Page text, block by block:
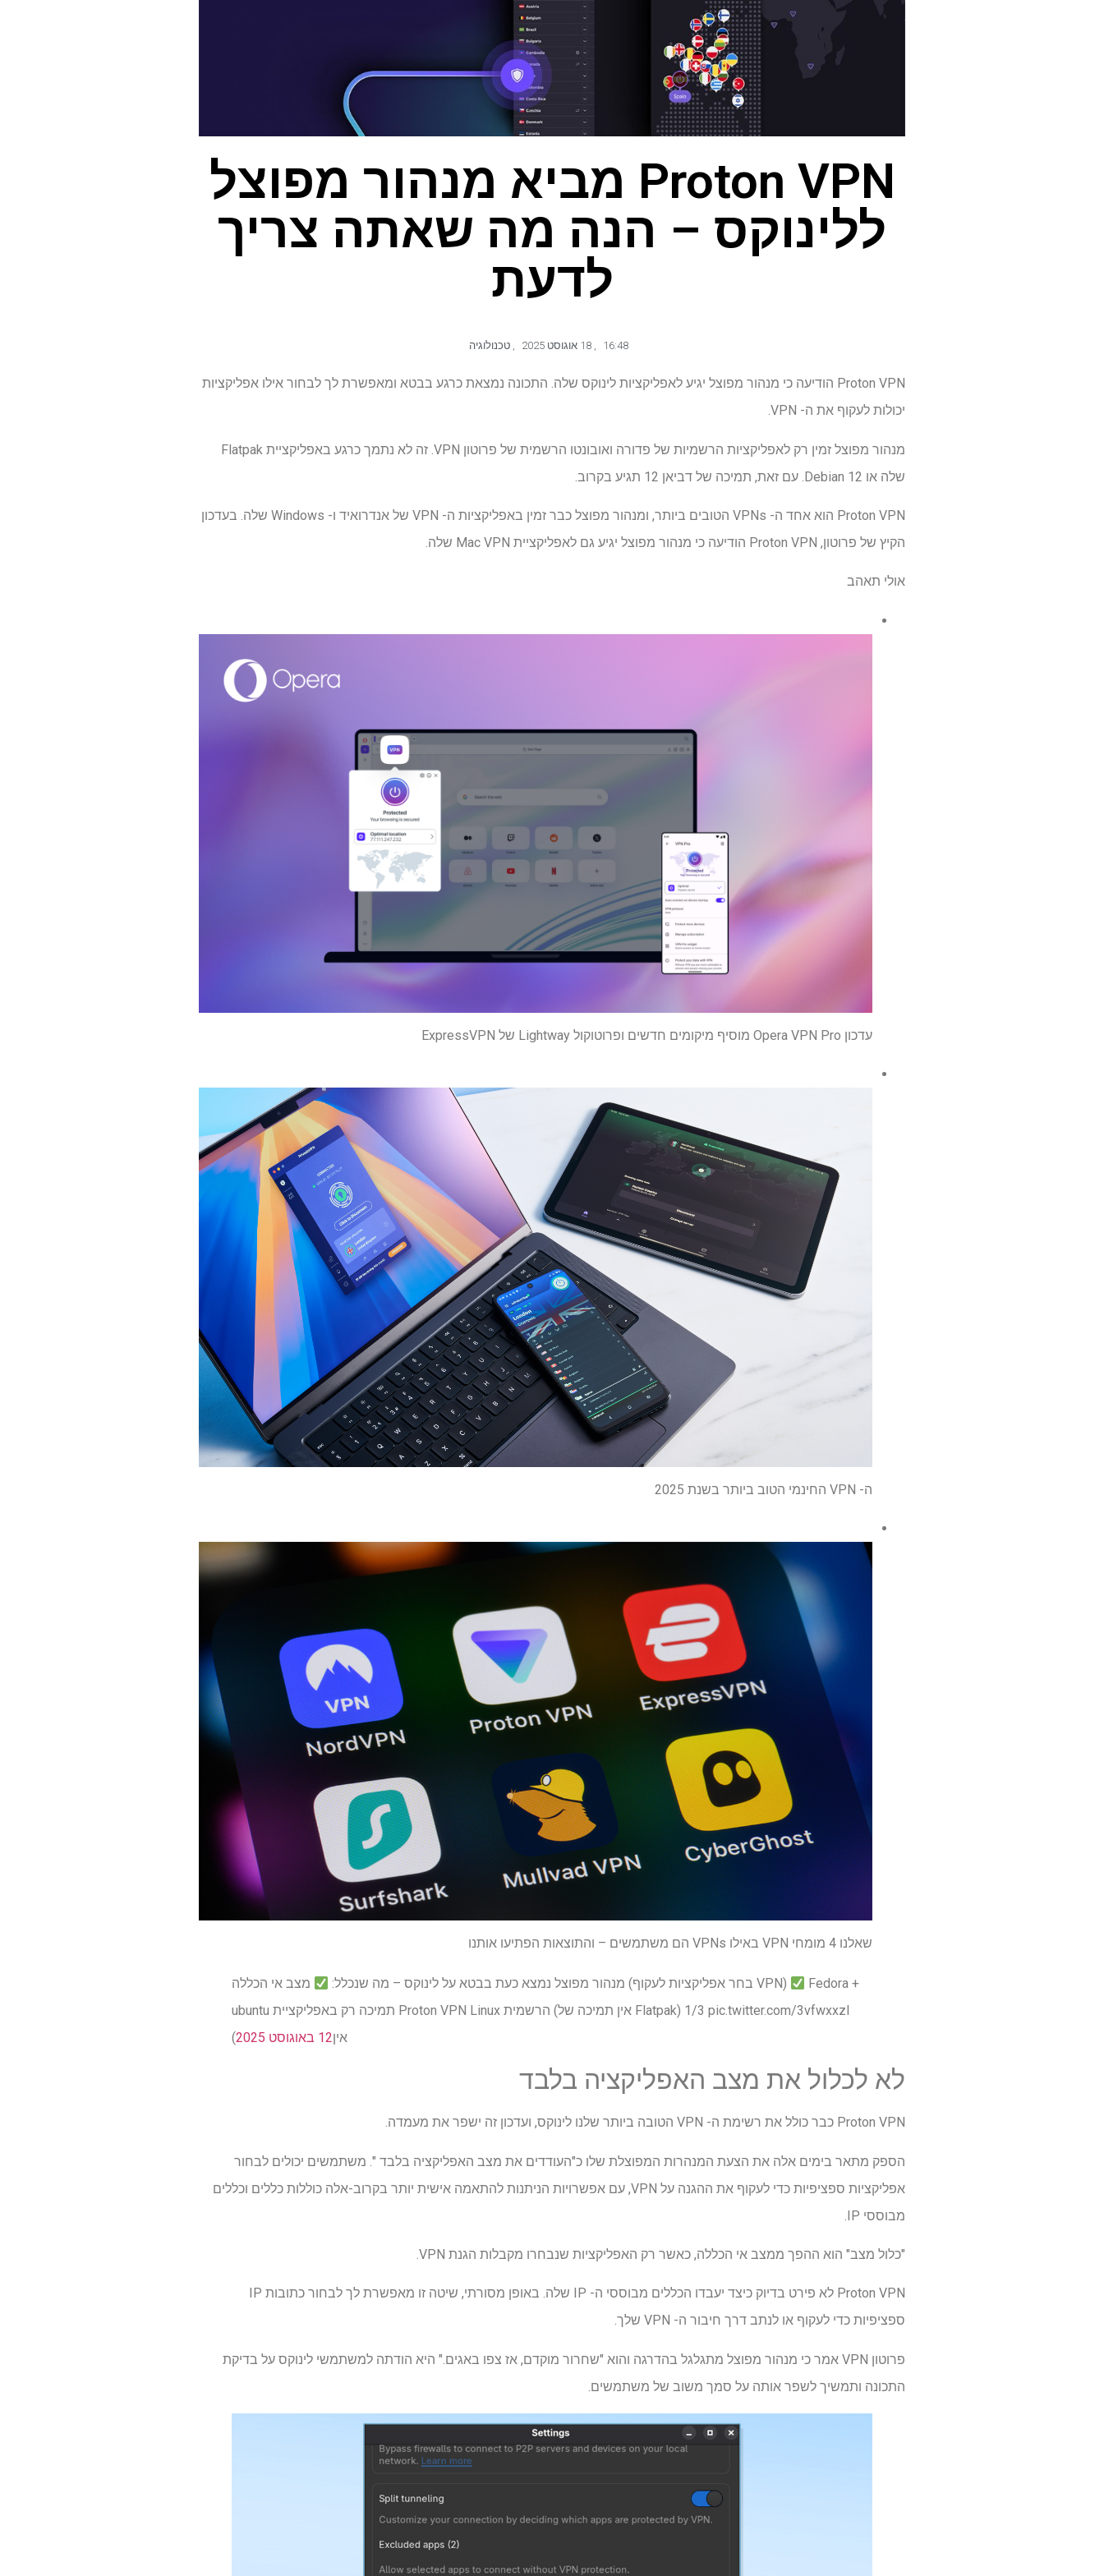
Proton VPN מביא מנהור מפוצל
ללינוקס – הנה מה שאתה צריך
לדעת
16:48
,
, טכנולוגיה
Proton VPN הודיעה כי מנהור מפוצל יגיע לאפליקציות לינוקס שלה. התכונה נמצאת כרגע בבטא ומאפשרת לך לבחור אילו אפליקציות
יכולות לעקוף את ה- VPN.
מנהור מפוצל זמין רק לאפליקציות הרשמיות של פדורה ואובונטו הרשמית של פרוטון VPN. זה לא נתמך כרגע באפליקציית Flatpak
שלה או Debian 12. עם זאת, תמיכה של דביאן 12 תגיע בקרוב.
Proton VPN הוא אחד ה- VPNs הטובים ביותר, ומנהור מפוצל כבר זמין באפליקציות ה- VPN של אנדרואיד ו- Windows שלה. בעדכון
הקיץ של פרוטון, Proton VPN הודיעה כי מנהור מפוצל יגיע גם לאפליקציית Mac VPN שלה.
אולי תאהב
עדכון Opera VPN Pro מוסיף מיקומים חדשים ופרוטוקול Lightway של ExpressVPN
ה- VPN החינמי הטוב ביותר בשנת 2025
שאלנו 4 מומחי VPN באילו VPNs הם משתמשים – והתוצאות הפתיעו אותנו
מנהור מפוצל נמצא כעת בבטא על לינוקס – מה שנכלל: מצב אי הכללה (בחר אפליקציות לעקוף VPN)
Fedora +
ubuntu תמיכה רק באפליקציית Proton VPN Linux הרשמית (אין תמיכה של Flatpak) 1/3 pic.twitter.com/3vfwxxzl
(אין12 באוגוסט 2025
לא לכלול את מצב האפליקציה בלבד
Proton VPN כבר כולל את רשימת ה- VPN הטובה ביותר שלנו לינוקס, ועדכון זה ישפר את מעמדה.
הספק מתאר בימים אלה את הצעת המנהרות המפוצלת שלו כ"העודדים את מצב האפליקציה בלבד ". משתמשים יכולים לבחור
אפליקציות ספציפיות כדי לעקוף את ההגנה על VPN, עם אפשרויות הניתנות להתאמה אישית יותר בקרוב-אלה כוללות כללים וכללים
מבוססי IP.
"כלול מצב" הוא ההפך ממצב אי הכללה, כאשר רק האפליקציות שנבחרו מקבלות הגנת VPN.
Proton VPN לא פירט בדיוק כיצד יעבדו הכללים מבוססי ה- IP שלה. באופן מסורתי, שיטה זו מאפשרת לך לבחור כתובות IP
ספציפיות כדי לעקוף או לנתב דרך חיבור ה- VPN שלך.
פרוטון VPN אמר כי מנהור מפוצל מתגלגל בהדרגה והוא "שחרור מוקדם, אז צפו באגים." היא הודתה למשתמשי לינוקס על בדיקת
התכונה ותמשיך לשפר אותה על סמך משוב של משתמשים.